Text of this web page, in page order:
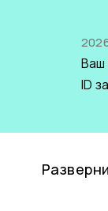
Ваш
ID